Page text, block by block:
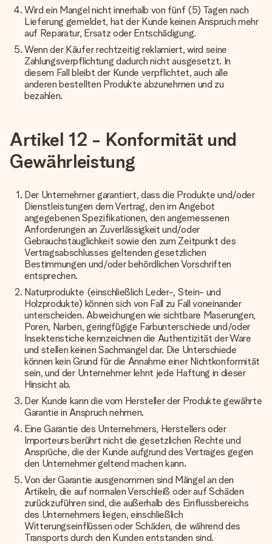
Wird ein Mangel nicht innerhalb von fünf (5) Tagen nach
Lieferung gemeldet, hat der Kunde keinen Anspruch mehr
auf Reparatur, Ersatz oder Entschädigung.
Wenn der Käufer rechtzeitig reklamiert, wird seine
Zahlungsverpflichtung dadurch nicht ausgesetzt. In
diesem Fall bleibt der Kunde verpflichtet, auch alle
anderen bestellten Produkte abzunehmen und zu
bezahlen.
Artikel 12 - Konformität und
Gewährleistung
Der Unternehmer garantiert, dass die Produkte und/oder
Dienstleistungen dem Vertrag, den im Angebot
angegebenen Spezifikationen, den angemessenen
Anforderungen an Zuverlässigkeit und/oder
Gebrauchstauglichkeit sowie den zum Zeitpunkt des
Vertragsabschlusses geltenden gesetzlichen
Bestimmungen und/oder behördlichen Vorschriften
entsprechen.
Naturprodukte (einschließlich Leder-, Stein- und
Holzprodukte) können sich von Fall zu Fall voneinander
unterscheiden. Abweichungen wie sichtbare Maserungen,
Poren, Narben, geringfügige Farbunterschiede und/oder
Insektenstiche kennzeichnen die Authentizität der Ware
und stellen keinen Sachmangel dar. Die Unterschiede
können kein Grund für die Annahme einer Nichtkonformität
sein, und der Unternehmer lehnt jede Haftung in dieser
Hinsicht ab.
Der Kunde kann die vom Hersteller der Produkte gewährte
Garantie in Anspruch nehmen.
Eine Garantie des Unternehmers, Herstellers oder
Importeurs berührt nicht die gesetzlichen Rechte und
Ansprüche, die der Kunde aufgrund des Vertrages gegen
den Unternehmer geltend machen kann.
Von der Garantie ausgenommen sind Mängel an den
Artikeln, die auf normalen Verschleiß oder auf Schäden
zurückzuführen sind, die außerhalb des Einflussbereichs
des Unternehmers liegen, einschließlich
Witterungseinflüssen oder Schäden, die während des
Transports durch den Kunden entstanden sind.